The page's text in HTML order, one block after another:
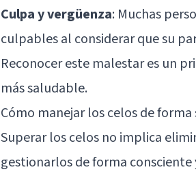
Culpa y vergüenza: Muchas
culpables al considerar que su
Reconocer este malestar es un
más saludable.
Cómo manejar los celos de
Superar los celos no implica
gestionarlos de forma